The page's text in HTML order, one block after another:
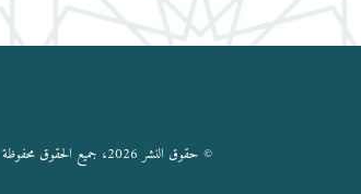
© حقوق النشر 2026، جميع الحقوق محفوظة |